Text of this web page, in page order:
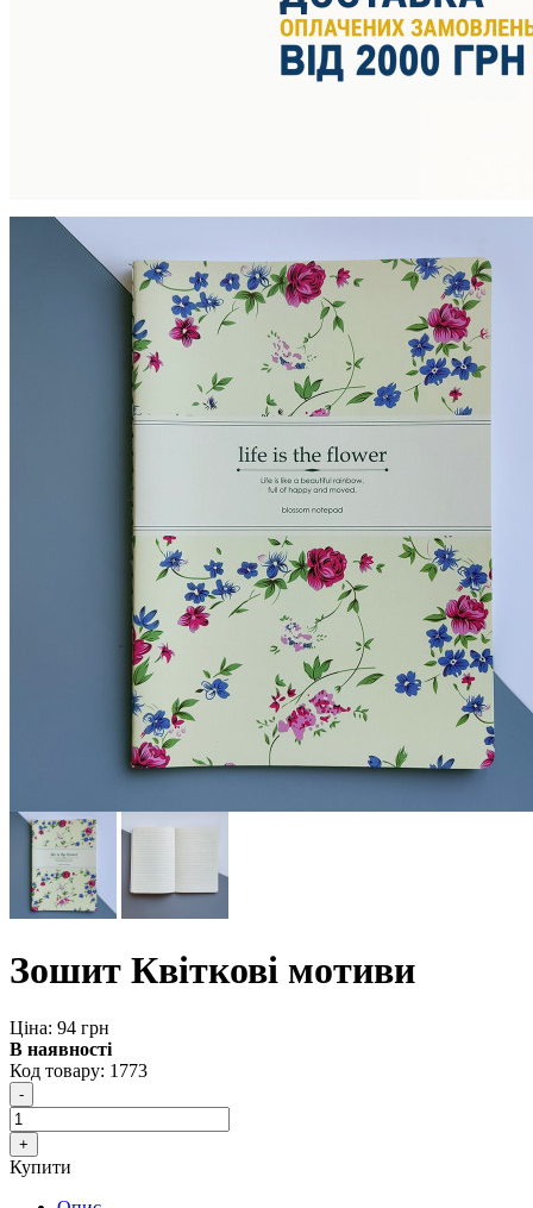
Зошит Квіткові мотиви
Ціна: 94 грн
В наявності
Код товару: 1773
Купити